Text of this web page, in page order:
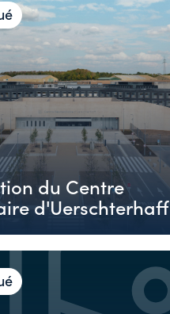
du Centre
d'Uerschterhaff